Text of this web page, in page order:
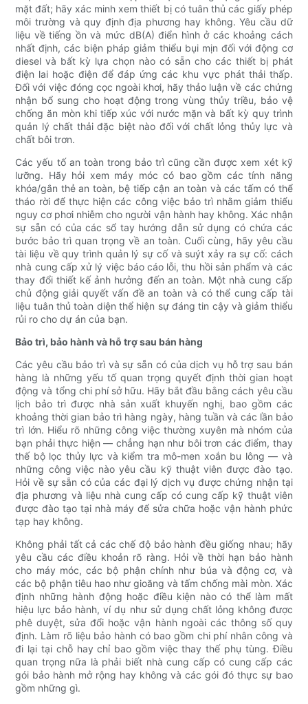
mặt đất; hãy xác minh xem thiết bị có tuân thủ các giấy phép
môi trường và quy định địa phương hay không. Yêu cầu dữ
liệu về tiếng ồn và mức dB(A) điển hình ở các khoảng cách
nhất định, các biện pháp giảm thiểu bụi mịn đối với động cơ
diesel và bất kỳ lựa chọn nào có sẵn cho các thiết bị phát
điện lai hoặc điện để đáp ứng các khu vực phát thải thấp.
Đối với việc đóng cọc ngoài khơi, hãy thảo luận về các chứng
nhận bổ sung cho hoạt động trong vùng thủy triều, bảo vệ
chống ăn mòn khi tiếp xúc với nước mặn và bất kỳ quy trình
quản lý chất thải đặc biệt nào đối với chất lỏng thủy lực và
chất bôi trơn.
Các yếu tố an toàn trong bảo trì cũng cần được xem xét kỹ
lưỡng. Hãy hỏi xem máy móc có bao gồm các tính năng
khóa/gắn thẻ an toàn, bệ tiếp cận an toàn và các tấm có thể
tháo rời để thực hiện các công việc bảo trì nhằm giảm thiểu
nguy cơ phơi nhiễm cho người vận hành hay không. Xác nhận
sự sẵn có của các sổ tay hướng dẫn sử dụng có chứa các
bước bảo trì quan trọng về an toàn. Cuối cùng, hãy yêu cầu
tài liệu về quy trình quản lý sự cố và suýt xảy ra sự cố: cách
nhà cung cấp xử lý việc báo cáo lỗi, thu hồi sản phẩm và các
thay đổi thiết kế ảnh hưởng đến an toàn. Một nhà cung cấp
chủ động giải quyết vấn đề an toàn và có thể cung cấp tài
liệu tuân thủ toàn diện thể hiện sự đáng tin cậy và giảm thiểu
rủi ro cho dự án của bạn.
Bảo trì, bảo hành và hỗ trợ sau bán hàng
Các yêu cầu bảo trì và sự sẵn có của dịch vụ hỗ trợ sau bán
hàng là những yếu tố quan trọng quyết định thời gian hoạt
động và tổng chi phí sở hữu. Hãy bắt đầu bằng cách yêu cầu
lịch bảo trì được nhà sản xuất khuyến nghị, bao gồm các
khoảng thời gian bảo trì hàng ngày, hàng tuần và các lần bảo
trì lớn. Hiểu rõ những công việc thường xuyên mà nhóm của
bạn phải thực hiện — chẳng hạn như bôi trơn các điểm, thay
thế bộ lọc thủy lực và kiểm tra mô-men xoắn bu lông — và
những công việc nào yêu cầu kỹ thuật viên được đào tạo.
Hỏi về sự sẵn có của các đại lý dịch vụ được chứng nhận tại
địa phương và liệu nhà cung cấp có cung cấp kỹ thuật viên
được đào tạo tại nhà máy để sửa chữa hoặc vận hành phức
tạp hay không.
Không phải tất cả các chế độ bảo hành đều giống nhau; hãy
yêu cầu các điều khoản rõ ràng. Hỏi về thời hạn bảo hành
cho máy móc, các bộ phận chính như búa và động cơ, và
các bộ phận tiêu hao như gioăng và tấm chống mài mòn. Xác
định những hành động hoặc điều kiện nào có thể làm mất
hiệu lực bảo hành, ví dụ như sử dụng chất lỏng không được
phê duyệt, sửa đổi hoặc vận hành ngoài các thông số quy
định. Làm rõ liệu bảo hành có bao gồm chi phí nhân công và
đi lại tại chỗ hay chỉ bao gồm việc thay thế phụ tùng. Điều
quan trọng nữa là phải biết nhà cung cấp có cung cấp các
gói bảo hành mở rộng hay không và các gói đó thực sự bao
gồm những gì.